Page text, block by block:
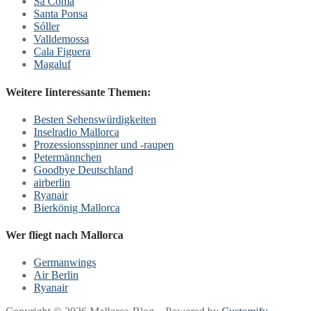
Santa Ponsa
Sóller
Valldemossa
Cala Figuera
Magaluf
Weitere Iinteressante Themen:
Besten Sehenswürdigkeiten
Inselradio Mallorca
Prozessionsspinner und -raupen
Petermännchen
Goodbye Deutschland
airberlin
Ryanair
Bierkönig Mallorca
Wer fliegt nach Mallorca
Germanwings
Air Berlin
Ryanair